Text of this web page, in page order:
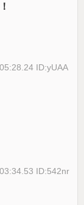
ID:yUAA
ID:542nr